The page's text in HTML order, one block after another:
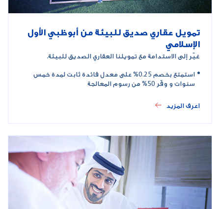
تمويل عقاري صديق للبيئة من أبوظبي الأول
الإسلامي
غيّر إلى الاستدامة مع تمويلنا العقاري الصديق للبيئة.
استمتع بخصم 0.25% على معدل فائدة ثابت لمدة خمس
سنوات و وفّر 50% من رسوم المعالجة
اعرف المزيد